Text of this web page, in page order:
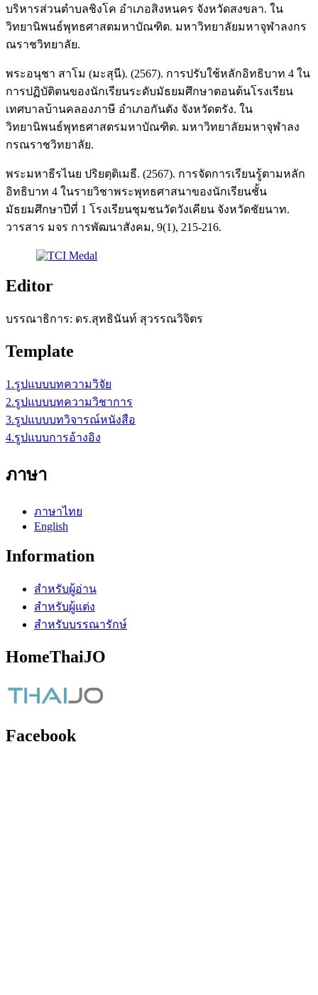
บริหารส่วนตำบลชิงโค อำเภอสิงหนคร จังหวัดสงขลา. ใน
วิทยานิพนธ์พุทธศาสตมหาบัณฑิต. มหาวิทยาลัยมหาจุฬาลงกร
ณราชวิทยาลัย.
พระอนุชา สาโม (มะสุนี). (2567). การปรับใช้หลักอิทธิบาท 4 ใน
การปฏิบัติตนของนักเรียนระดับมัธยมศึกษาตอนต้นโรงเรียน
เทศบาลบ้านคลองภาษี อำเภอกันตัง จังหวัดตรัง. ใน
วิทยานิพนธ์พุทธศาสตรมหาบัณฑิต. มหาวิทยาลัยมหาจุฬาลง
กรณราชวิทยาลัย.
พระมหาธีรไนย ปริยตฺติเมธี. (2567). การจัดการเรียนรู้ตามหลัก
อิทธิบาท 4 ในรายวิชาพระพุทธศาสนาของนักเรียนชั้น
มัธยมศึกษาปีที่ 1 โรงเรียนชุมชนวัดวังเคียน จังหวัดชัยนาท.
วารสาร มจร การพัฒนาสังคม, 9(1), 215-216.
Editor
บรรณาธิการ: ดร.สุทธินันท์ สุวรรณวิจิตร
Template
1.รูปแบบบทความวิจัย
2.รูปแบบบทความวิชาการ
3.รูปแบบบทวิจารณ์หนังสือ
4.รูปแบบการอ้างอิง
ภาษา
ภาษาไทย
English
Information
สำหรับผู้อ่าน
สำหรับผู้แต่ง
สำหรับบรรณารักษ์
HomeThaiJO
Facebook